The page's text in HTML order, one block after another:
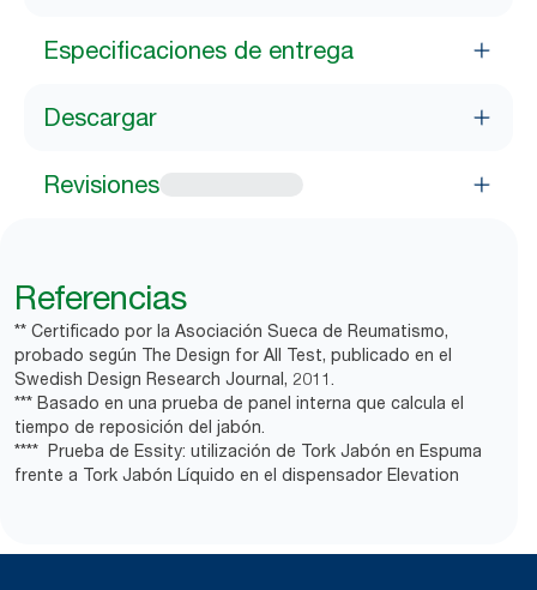
Especificaciones de entrega
Descargar
Revisiones
Referencias
** Certificado por la Asociación Sueca de Reumatismo,
probado según The Design for All Test, publicado en el
Swedish Design Research Journal, 2011.
*** Basado en una prueba de panel interna que calcula el
tiempo de reposición del jabón.
**** Prueba de Essity: utilización de Tork Jabón en Espuma
frente a Tork Jabón Líquido en el dispensador Elevation